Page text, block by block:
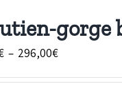
gorge
– 296,00€Plage